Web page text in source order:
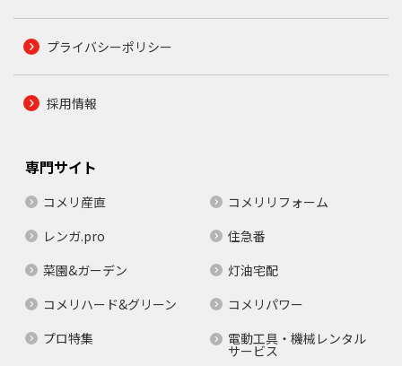
プライバシーポリシー
採用情報
専門サイト
コメリ産直
コメリリフォーム
レンガ.pro
住急番
菜園&ガーデン
灯油宅配
コメリハード&グリーン
コメリパワー
プロ特集
電動工具・機械レンタル
サービス